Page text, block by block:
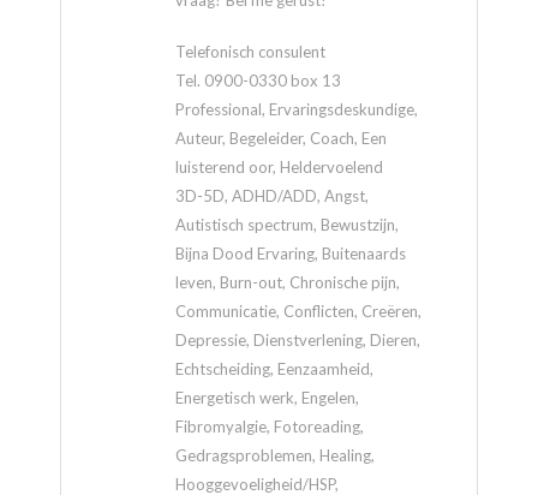
Telefonisch consulent
Tel. 0900-0330 box 13
Professional, Ervaringsdeskundige,
Auteur, Begeleider, Coach, Een
luisterend oor, Heldervoelend
3D-5D, ADHD/ADD, Angst,
Autistisch spectrum, Bewustzijn,
Bijna Dood Ervaring, Buitenaards
leven, Burn-out, Chronische pijn,
Communicatie, Conflicten, Creëren,
Depressie, Dienstverlening, Dieren,
Echtscheiding, Eenzaamheid,
Energetisch werk, Engelen,
Fibromyalgie, Fotoreading,
Gedragsproblemen, Healing,
Hooggevoeligheid/HSP,